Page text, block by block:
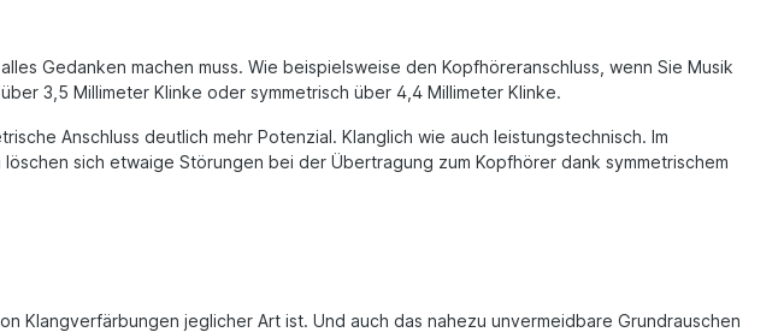
Gedanken machen muss. Wie beispielsweise den Kopfhöreranschluss, wenn Sie Musik
3,5 Millimeter Klinke oder symmetrisch über 4,4 Millimeter Klinke.
Anschluss deutlich mehr Potenzial. Klanglich wie auch leistungstechnisch. Im
sich etwaige Störungen bei der Übertragung zum Kopfhörer dank symmetrischem
Klangverfärbungen jeglicher Art ist. Und auch das nahezu unvermeidbare Grundrauschen